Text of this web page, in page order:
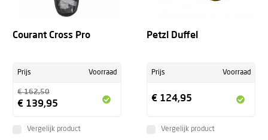
Courant Cross Pro
Prijs Voorraad
€ 162,50
€ 139,95
Vergelijk product
Petzl Duffel
Prijs Voorraad
€ 124,95
Vergelijk product